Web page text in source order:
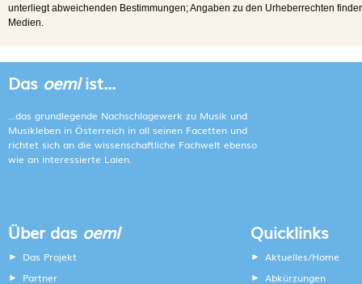
unterliegt abweichenden Bestimmungen; Angaben zu den Urheberrechten
Medien.
Das oemlist...
...das grundlegende Nachschlagewerk zu Musik und
Musikleben in Österreich in all seinen Facetten und
richtet sich an die wissenschaftliche Fachwelt ebenso
wie an interessierte Laien.
Über das oeml
Das Projekt
Partner
Quicklinks
Aktuelles/Home
Abkürzungen